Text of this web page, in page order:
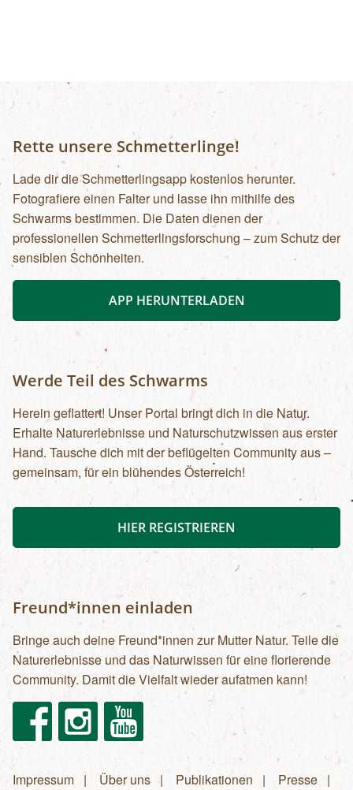
Rette unsere Schmetterlinge!
Lade dir die Schmetterlingsapp kostenlos herunter.
Fotografiere einen Falter und lasse ihn mithilfe des
Schwarms bestimmen. Die Daten dienen der
professionellen Schmetterlingsforschung – zum Schutz der
sensiblen Schönheiten.
APP HERUNTERLADEN
Werde Teil des Schwarms
Herein geflattert! Unser Portal bringt dich in die Natur.
Erhalte Naturerlebnisse und Naturschutzwissen aus erster
Hand. Tausche dich mit der beflügelten Community aus –
gemeinsam, für ein blühendes Österreich!
HIER REGISTRIEREN
Freund*innen einladen
Bringe auch deine Freund*innen zur Mutter Natur. Teile die
Naturerlebnisse und das Naturwissen für eine florierende
Community. Damit die Vielfalt wieder aufatmen kann!
FacebookInstagram Youtube
Impressum Über uns Publikationen
Presse